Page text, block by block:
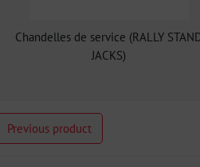
Chandelles de service (RALLY
JACKS)
Previous product